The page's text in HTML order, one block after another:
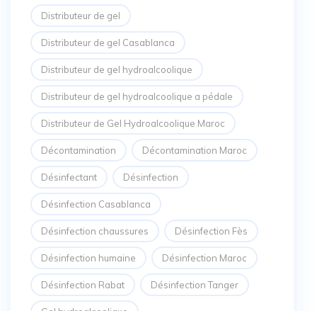
Distributeur de gel
Distributeur de gel Casablanca
Distributeur de gel hydroalcoolique
Distributeur de gel hydroalcoolique a pédale
Distributeur de Gel Hydroalcoolique Maroc
Décontamination Décontamination Maroc
Désinfectant Désinfection
Désinfection Casablanca
Désinfection chaussures Désinfection Fès
Désinfection humaine Désinfection Maroc
Désinfection Rabat Désinfection Tanger